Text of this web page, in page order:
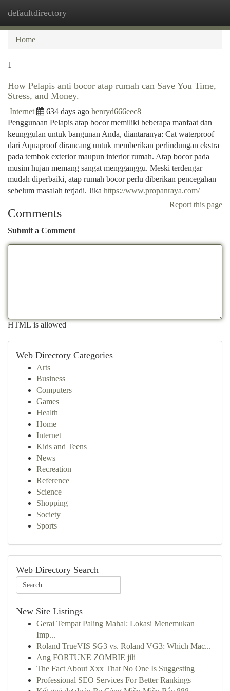
defaultdirectory
Home
1
How Pelapis anti bocor atap rumah can Save You Time,
Stress, and Money.
Internet 634 days ago henryd666eec8
Penggunaan Pelapis atap bocor memiliki beberapa manfaat dan
keunggulan untuk bangunan Anda, diantaranya: Cat waterproof
dari Aquaproof dirancang untuk memberikan perlindungan ekstra
pada tembok exterior maupun interior rumah. Atap bocor pada
musim hujan memang sangat mengganggu. Meski terdengar
mudah diperbaiki, atap rumah bocor perlu diberikan pencegahan
sebelum masalah terjadi. Jika https://www.propanraya.com/
Report this page
Comments
Submit a Comment
HTML is allowed
Web Directory Categories
Arts
Business
Computers
Games
Health
Home
Internet
Kids and Teens
News
Recreation
Reference
Science
Shopping
Society
Sports
Web Directory Search
New Site Listings
Gerai Tempat Paling Mahal: Lokasi Menemukan
Imp...
Roland TrueVIS SG3 vs. Roland VG3: Which Mac...
Ang FORTUNE ZOMBIE jili
The Fact About Xxx That No One Is Suggesting
Professional SEO Services For Better Rankings